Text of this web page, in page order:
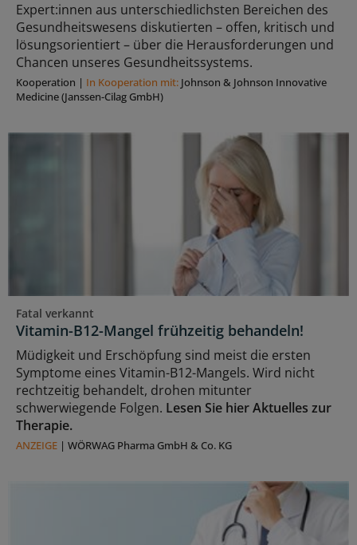
Expert:innen aus unterschiedlichsten Bereichen des
Gesundheitswesens diskutierten – offen, kritisch und
lösungsorientiert – über die Herausforderungen und
Chancen unseres Gesundheitssystems.
Kooperation | In Kooperation mit: Johnson & Johnson Innovative
Medicine (Janssen-Cilag GmbH)
Fatal verkannt
Vitamin-B12-Mangel frühzeitig behandeln!
Müdigkeit und Erschöpfung sind meist die ersten
Symptome eines Vitamin-B12-Mangels. Wird nicht
rechtzeitig behandelt, drohen mitunter
schwerwiegende Folgen. Lesen Sie hier Aktuelles zur
Therapie.
ANZEIGE | WÖRWAG Pharma GmbH & Co. KG